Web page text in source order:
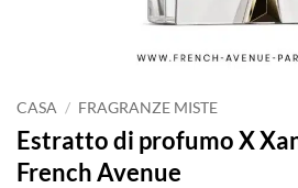
CASA / FRAGRANZE MISTE
Estratto di profumo X
French Avenue